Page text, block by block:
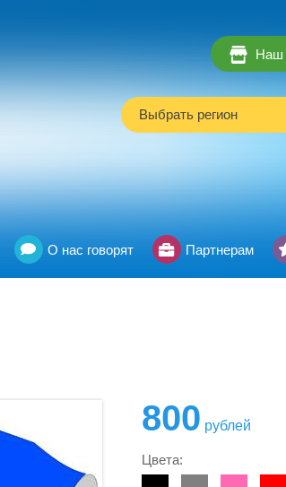
Наш
Выбрать регион
О нас говорят Партнерам
800 рублей
Цвета: